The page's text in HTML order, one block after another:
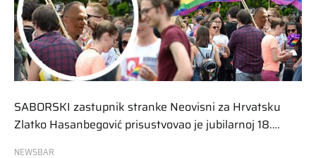
SABORSKI zastupnik stranke Neovisni za Hrvatsku
Zlatko Hasanbegović prisustvovao je jubilarnoj 18.…
NEWSBAR